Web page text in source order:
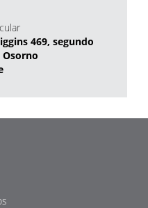
469, segundo
Osorno